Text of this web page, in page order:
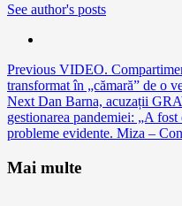
See author's posts
Continue
Reading
Previous VIDEO.
transformat în „cămară” de o
Next Dan Barna, acuzații
gestionarea pandemiei: „A
probleme evidente. Miza –
Mai multe